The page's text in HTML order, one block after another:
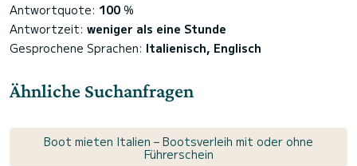
Antwortquote: 100 %
Antwortzeit: weniger als eine Stunde
Gesprochene Sprachen: Italienisch, Englisch
Ähnliche Suchanfragen
Boot mieten Italien – Bootsverleih mit oder ohne
Führerschein